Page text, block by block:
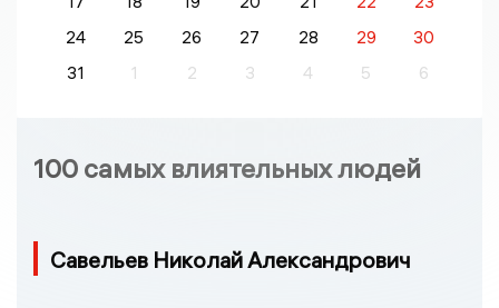
24
25 26 27 28 29
30
31
1 2 3 4 5 6
100 самых влиятельных людей
Савельев Николай Александрович